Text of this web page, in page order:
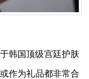
韩国顶级宫廷护肤
作为礼品都非常合